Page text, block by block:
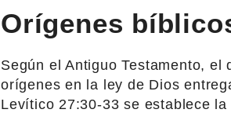
Orígenes
Según el Antiguo Testamento,
orígenes en la ley de Dios
Levítico 27:30-33 se establece